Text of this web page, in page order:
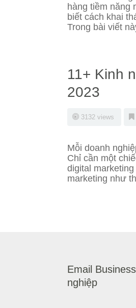
hàng tiềm năng
biết cách khai
Trong bài viết
11+ Kinh
2023
3132 views
Mỗi doanh
Chỉ cần một
digital
marketing như
Email
nghiệp